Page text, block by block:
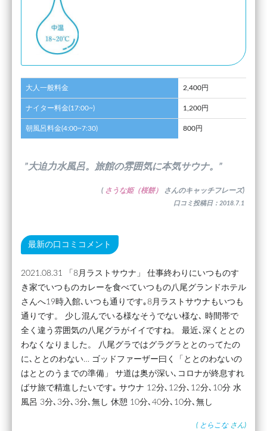
大人一般料金 2,400円
ナイター料金(17:00~) 1,200円
朝風呂料金(4:00~7:30) 800円
”大迫力水風呂。旅館の雰囲気に本気サウナ。”
( さうな姫（桜餅） さんのキャッチフレーズ)
口コミ投稿日：2018.7.1
最新の口コミコメント
2021.08.31 「8月ラストサウナ」 仕事終わりにいつものす
き家でいつものカレーを食べていつもの八尾グランドホテル
さんへ19時入館､いつも通りです｡8月ラストサウナもいつも
通りです。 少し混んでいる様なそうでない様な､ 時間帯で
全く違う雰囲気の八尾グラがイイですね。 最近､深くととの
わなくなりました。 八尾グラではグラグラととのってたの
に､ととのわない… ゴッドファーザー曰く「ととのわないの
はととのうまでの準備」 サ道は奥が深い､コロナが終息すれ
ばサ旅で精進したいです｡ サウナ 12分､12分､12分､10分 水
風呂 3分､3分､3分､無し 休憩 10分､40分､10分､無し
( とらこな さん)